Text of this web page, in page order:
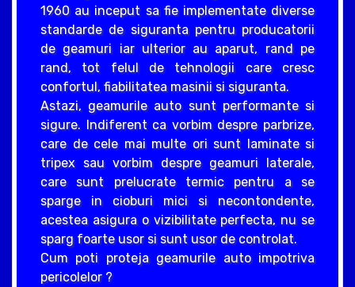
1960 au inceput sa fie implementate diverse
standarde de siguranta pentru producatorii
de geamuri iar ulterior au aparut, rand pe
rand, tot felul de tehnologii care cresc
confortul, fiabilitatea masinii si siguranta.
Astazi, geamurile auto sunt performante si
sigure. Indiferent ca vorbim despre parbrize,
care de cele mai multe ori sunt laminate si
tripex sau vorbim despre geamuri laterale,
care sunt prelucrate termic pentru a se
sparge in cioburi mici si necontondente,
acestea asigura o vizibilitate perfecta, nu se
sparg foarte usor si sunt usor de controlat.
Cum poti proteja geamurile auto impotriva
pericolelor ?